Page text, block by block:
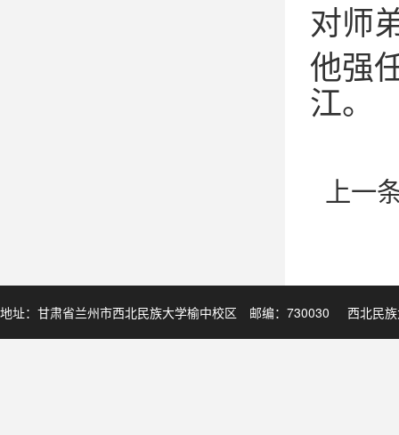
对师
他强
江。
上一
地址：甘肃省兰州市西北民族大学榆中校区 邮编：730030 西北民